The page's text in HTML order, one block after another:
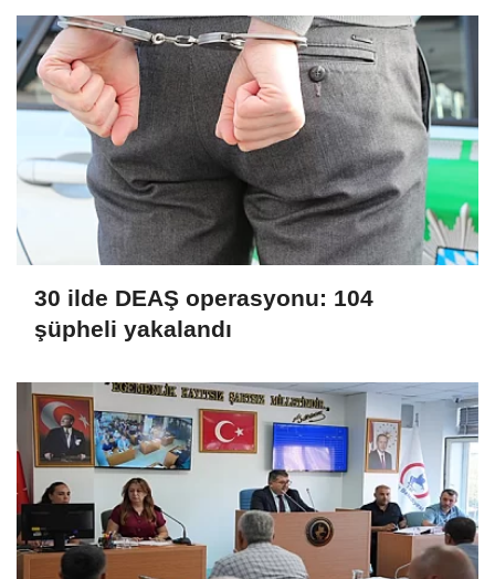
30 ilde DEAŞ operasyonu: 104
şüpheli yakalandı